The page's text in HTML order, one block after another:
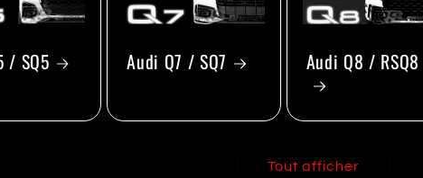
/ SQ5 Audi Q7 / SQ7 Audi Q8 / RSQ8
Tout afficher